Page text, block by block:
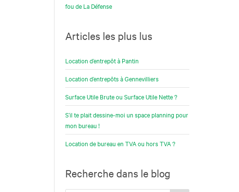
fou de La Défense
Articles les plus lus
Location d’entrepôt à Pantin
Location d’entrepôts à Gennevilliers
Surface Utile Brute ou Surface Utile Nette ?
S’il te plait dessine-moi un space planning pour
mon bureau !
Location de bureau en TVA ou hors TVA ?
Recherche dans le blog